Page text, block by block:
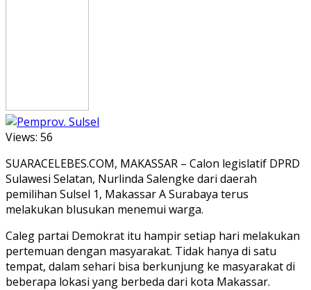
Views: 56
SUARACELEBES.COM, MAKASSAR – Calon legislatif DPRD
Sulawesi Selatan, Nurlinda Salengke dari daerah
pemilihan Sulsel 1, Makassar A Surabaya terus
melakukan blusukan menemui warga.
Caleg partai Demokrat itu hampir setiap hari melakukan
pertemuan dengan masyarakat. Tidak hanya di satu
tempat, dalam sehari bisa berkunjung ke masyarakat di
beberapa lokasi yang berbeda dari kota Makassar.